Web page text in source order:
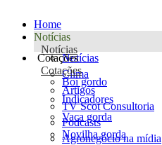
Home
Notícias
Notícias
Notícias
Clima
Artigos
TV Scot Consultoria
Podcasts
Agronegócio na mídia
Cotações
Cotações
Boi gordo
Indicadores
Vaca gorda
Novilha gorda